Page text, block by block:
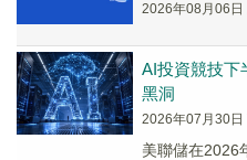
2026年08月06日
AI投資競技下
黑洞
2026年07月30日
美聯儲在2026